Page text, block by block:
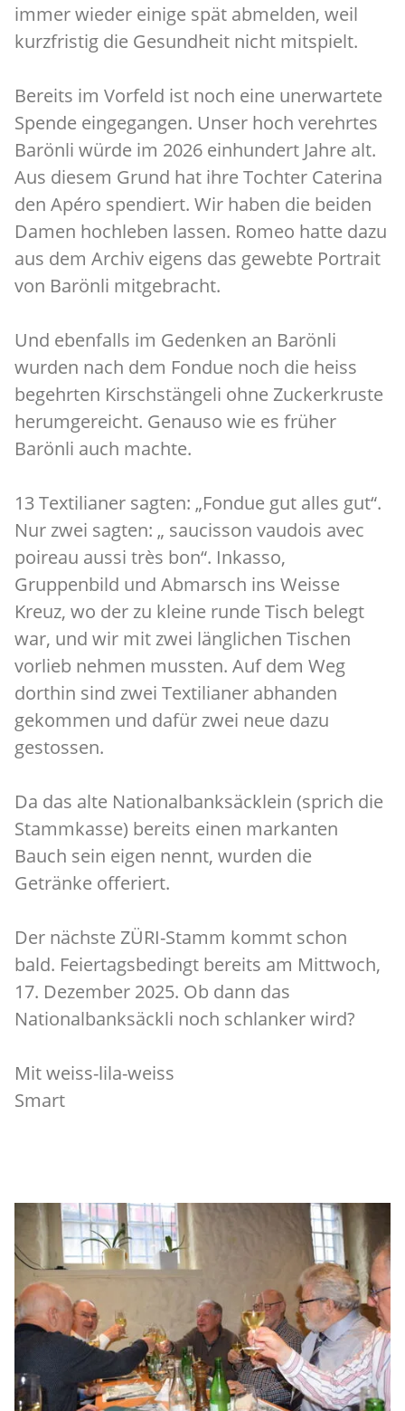
immer wieder einige spät abmelden, weil
kurzfristig die Gesundheit nicht mitspielt.
Bereits im Vorfeld ist noch eine unerwartete
Spende eingegangen. Unser hoch verehrtes
Barönli würde im 2026 einhundert Jahre alt.
Aus diesem Grund hat ihre Tochter Caterina
den Apéro spendiert. Wir haben die beiden
Damen hochleben lassen. Romeo hatte dazu
aus dem Archiv eigens das gewebte Portrait
von Barönli mitgebracht.
Und ebenfalls im Gedenken an Barönli
wurden nach dem Fondue noch die heiss
begehrten Kirschstängeli ohne Zuckerkruste
herumgereicht. Genauso wie es früher
Barönli auch machte.
13 Textilianer sagten: „Fondue gut alles gut“.
Nur zwei sagten: „ saucisson vaudois avec
poireau aussi très bon“. Inkasso,
Gruppenbild und Abmarsch ins Weisse
Kreuz, wo der zu kleine runde Tisch belegt
war, und wir mit zwei länglichen Tischen
vorlieb nehmen mussten. Auf dem Weg
dorthin sind zwei Textilianer abhanden
gekommen und dafür zwei neue dazu
gestossen.
Da das alte Nationalbanksäcklein (sprich die
Stammkasse) bereits einen markanten
Bauch sein eigen nennt, wurden die
Getränke offeriert.
Der nächste ZÜRI-Stamm kommt schon
bald. Feiertagsbedingt bereits am Mittwoch,
17. Dezember 2025. Ob dann das
Nationalbanksäckli noch schlanker wird?
Mit weiss-lila-weiss
Smart